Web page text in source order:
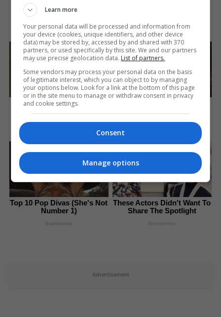
10 Foods That Instantly
Reduce Bloat
Brainberries
Brainberries
How Did They Get Gina
Brainberries
Top 10 Pop Divas (She's Not
Number 1)
Brainberries
These Actors Didn't Want To
Share The Spotlight
Brainberries
Advertisement
Learn more
Your personal data will be processed and information from
your device (cookies, unique identifiers, and other device
data) may be stored by, accessed by and shared with 370
partners, or used specifically by this site. We and our partners
may use precise geolocation data. List of partners.
Some vendors may process your personal data on the basis
of legitimate interest, which you can object to by managing
your options below. Look for a link at the bottom of this page
or in the site menu to manage or withdraw consent in privacy
and cookie settings.
Consent
Manage options